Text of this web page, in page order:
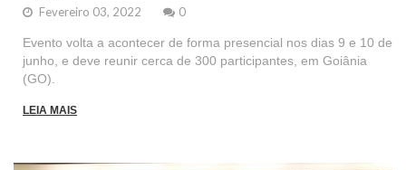
Fevereiro 03, 2022 0
Evento volta a acontecer de forma presencial nos dias 9 e 10 de
junho, e deve reunir cerca de 300 participantes, em Goiânia
(GO).
LEIA MAIS